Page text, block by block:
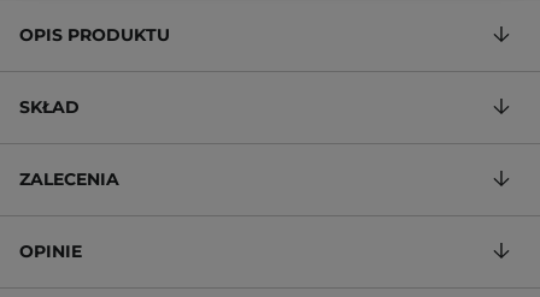
OPIS PRODUKTU
SKŁAD
ZALECENIA
OPINIE